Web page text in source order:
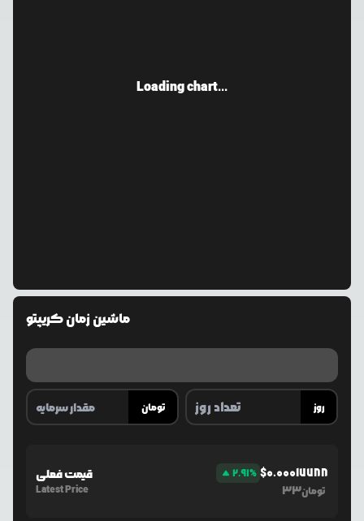
Loading chart...
ماشین زمان کریپتو
تومان روز
قیمت فعلی
Latest Price
2.91% $0.00017788
33تومان